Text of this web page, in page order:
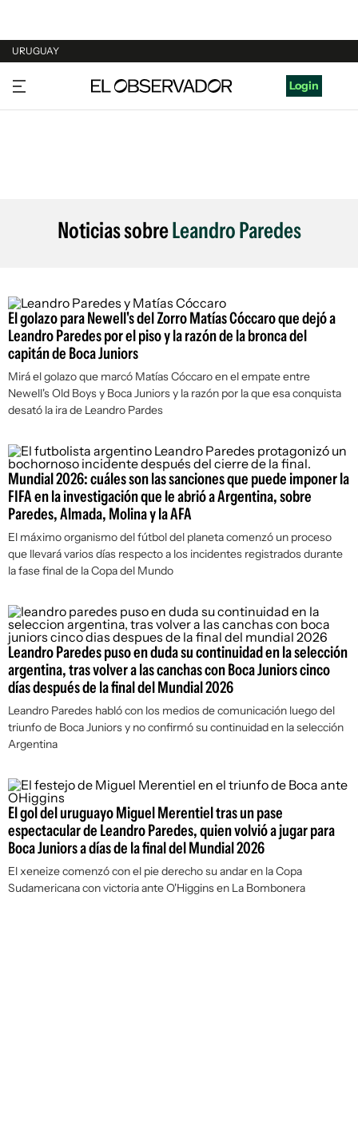
URUGUAY
URUGUAY
ARGENTINA
Login
Noticias sobreLeandro Paredes
El golazo para Newell's del Zorro Matías Cóccaro que dejó a
Leandro Paredes por el piso y la razón de la bronca del
capitán de Boca Juniors
Mirá el golazo que marcó Matías Cóccaro en el empate entre
Newell's Old Boys y Boca Juniors y la razón por la que esa conquista
desató la ira de Leandro Pardes
Mundial 2026: cuáles son las sanciones que puede imponer la
FIFA en la investigación que le abrió a Argentina, sobre
Paredes, Almada, Molina y la AFA
El máximo organismo del fútbol del planeta comenzó un proceso
que llevará varios días respecto a los incidentes registrados durante
la fase final de la Copa del Mundo
Leandro Paredes puso en duda su continuidad en la selección
argentina, tras volver a las canchas con Boca Juniors cinco
días después de la final del Mundial 2026
Leandro Paredes habló con los medios de comunicación luego del
triunfo de Boca Juniors y no confirmó su continuidad en la selección
Argentina
El gol del uruguayo Miguel Merentiel tras un pase
espectacular de Leandro Paredes, quien volvió a jugar para
Boca Juniors a días de la final del Mundial 2026
El xeneize comenzó con el pie derecho su andar en la Copa
Sudamericana con victoria ante O'Higgins en La Bombonera